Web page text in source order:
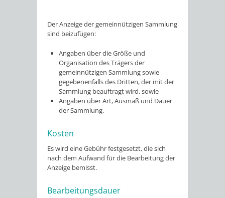
Der Anzeige der gemeinnützigen Sammlung
sind beizufügen:
Angaben über die Größe und
Organisation des Trägers der
gemeinnützigen Sammlung sowie
gegebenenfalls des Dritten, der mit der
Sammlung beauftragt wird, sowie
Angaben über Art, Ausmaß und Dauer
der Sammlung.
Kosten
Es wird eine Gebühr festgesetzt, die sich
nach dem Aufwand für die Bearbeitung der
Anzeige bemisst.
Bearbeitungsdauer